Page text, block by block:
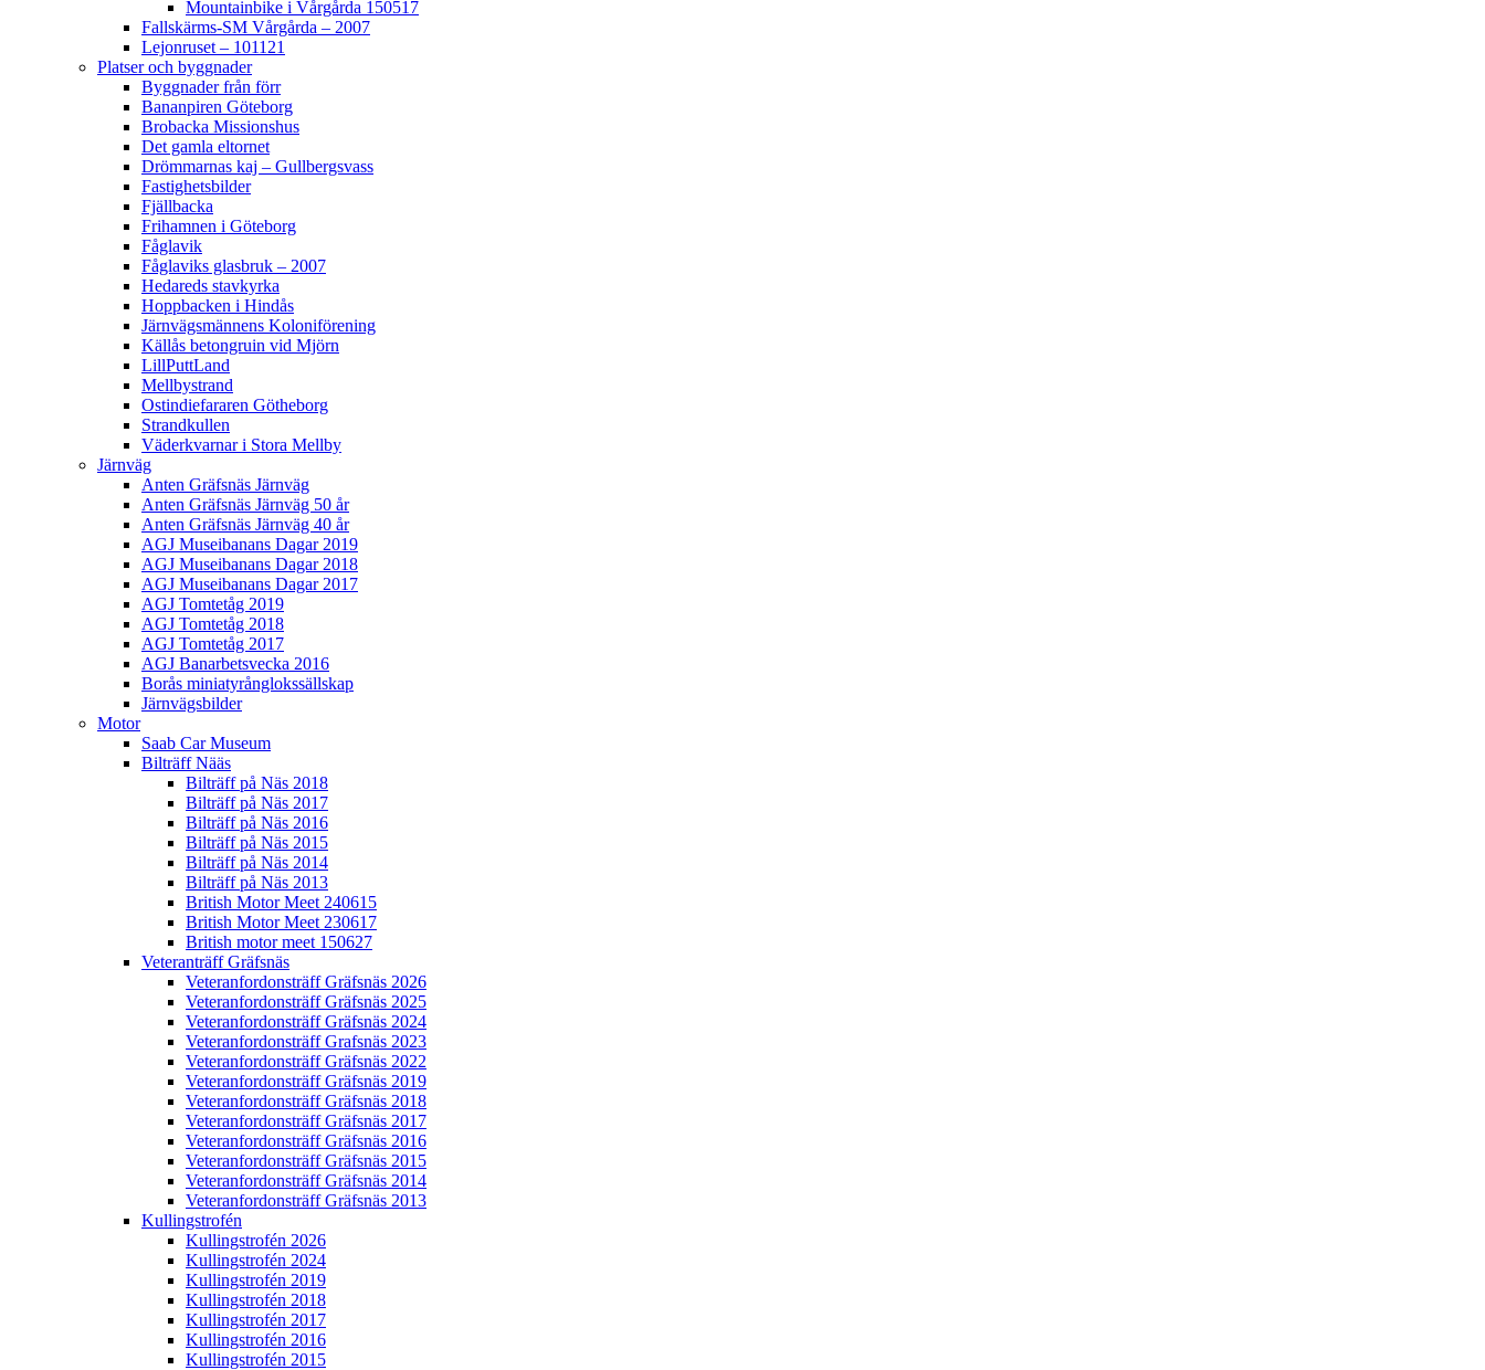
Mountainbike i Vårgårda 150517
Fallskärms-SM Vårgårda – 2007
Lejonruset – 101121
Platser och byggnader
Byggnader från förr
Bananpiren Göteborg
Brobacka Missionshus
Det gamla eltornet
Drömmarnas kaj – Gullbergsvass
Fastighetsbilder
Fjällbacka
Frihamnen i Göteborg
Fåglavik
Fåglaviks glasbruk – 2007
Hedareds stavkyrka
Hoppbacken i Hindås
Järnvägsmännens Koloniförening
Källås betongruin vid Mjörn
LillPuttLand
Mellbystrand
Ostindiefararen Götheborg
Strandkullen
Väderkvarnar i Stora Mellby
Järnväg
Anten Gräfsnäs Järnväg
Anten Gräfsnäs Järnväg 50 år
Anten Gräfsnäs Järnväg 40 år
AGJ Museibanans Dagar 2019
AGJ Museibanans Dagar 2018
AGJ Museibanans Dagar 2017
AGJ Tomtetåg 2019
AGJ Tomtetåg 2018
AGJ Tomtetåg 2017
AGJ Banarbetsvecka 2016
Borås miniatyrånglokssällskap
Järnvägsbilder
Motor
Saab Car Museum
Bilträff Nääs
Bilträff på Näs 2018
Bilträff på Näs 2017
Bilträff på Näs 2016
Bilträff på Näs 2015
Bilträff på Näs 2014
Bilträff på Näs 2013
British Motor Meet 240615
British Motor Meet 230617
British motor meet 150627
Veteranträff Gräfsnäs
Veteranfordonsträff Gräfsnäs 2026
Veteranfordonsträff Gräfsnäs 2025
Veteranfordonsträff Gräfsnäs 2024
Veteranfordonsträff Grafsnäs 2023
Veteranfordonsträff Gräfsnäs 2022
Veteranfordonsträff Gräfsnäs 2019
Veteranfordonsträff Gräfsnäs 2018
Veteranfordonsträff Gräfsnäs 2017
Veteranfordonsträff Gräfsnäs 2016
Veteranfordonsträff Gräfsnäs 2015
Veteranfordonsträff Gräfsnäs 2014
Veteranfordonsträff Gräfsnäs 2013
Kullingstrofén
Kullingstrofén 2026
Kullingstrofén 2024
Kullingstrofén 2019
Kullingstrofén 2018
Kullingstrofén 2017
Kullingstrofén 2016
Kullingstrofén 2015